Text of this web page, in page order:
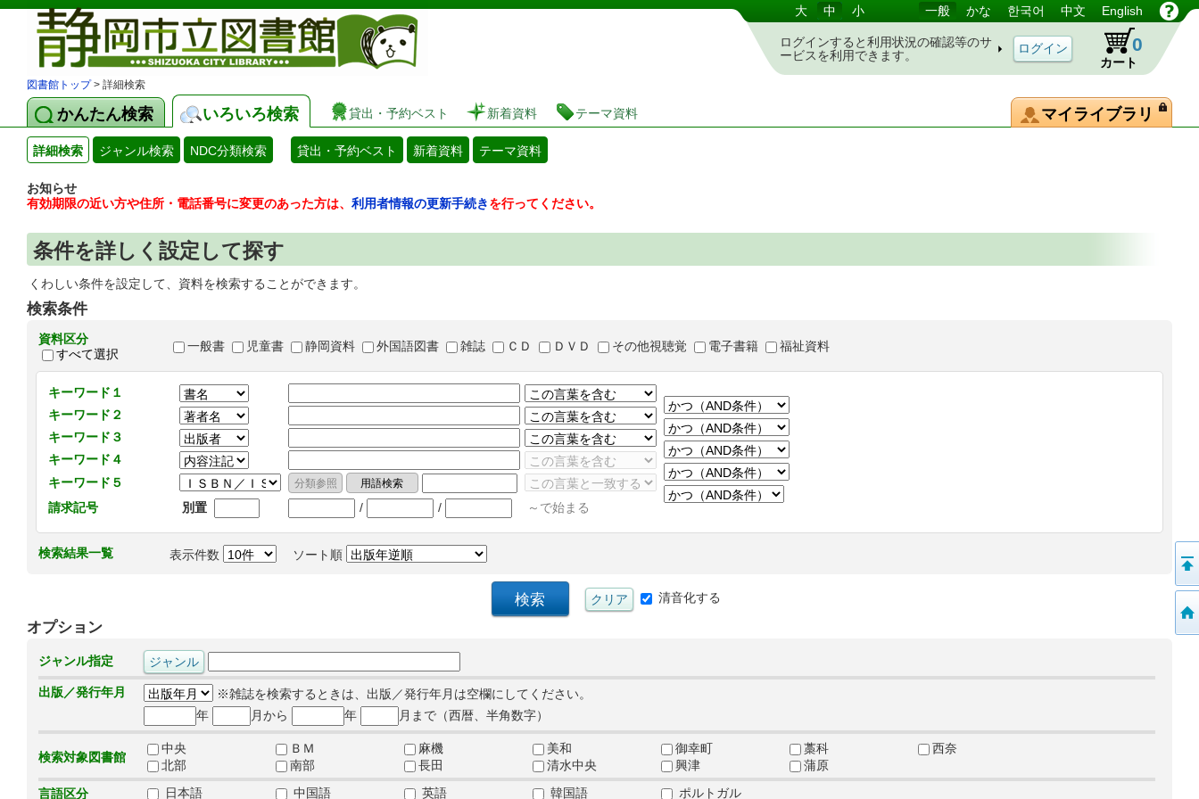
図書館 蔵書検索・予約システム 大 中 小 一般 かな 한국어 中文 English
ログインすると利用状況の確認等のサ
ービスを利用できます。
カート
0
図書館トップ> 詳細検索
かんたん検索 いろいろ検索 貸出・予約ベスト 新着資料 テーマ資料 マイライブラリ
詳細検索 ジャンル検索 NDC分類検索 貸出・予約ベスト 新着資料 テーマ資料
お知らせ
有効期限の近い方や住所・電話番号に変更のあった方は、 利用者情報の更新手続きを行ってください。
条件を詳しく設定して探す
くわしい条件を設定して、資料を検索することができます。
検索条件
資料区分
すべて選択
一般書 児童書 静岡資料 外国語図書 雑誌 ＣＤ ＤＶＤ その他視聴覚 電子書籍 福祉資料
キーワード１
キーワード２
キーワード３
キーワード４
キーワード５
請求記号
別置 / / ～で始まる
検索結果一覧 表示件数 ソート順
清音化する
オプション
ジャンル指定
出版／発行年月
※雑誌を検索するときは、出版／発行年月は空欄にしてください。
年
月から 年 月まで（西暦、半角数字）
検索対象図書館
中央 ＢＭ 麻機 美和 御幸町 藁科
西奈
北部
南部 長田 清水中央 興津
蒲原
言語区分
日本語 中国語 英語 韓国語 ポルトガル